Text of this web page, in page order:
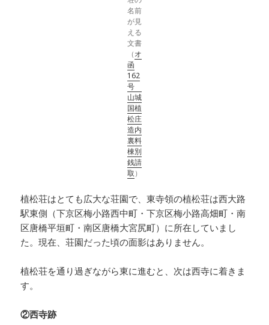
名前
が見
える
文書
（オ
函
162
号
山城
国植
松庄
造内
裏料
棟別
銭請
取）
植松荘はとても広大な荘園で、東寺領の植松荘は西大路
駅東側（下京区梅小路西中町・下京区梅小路高畑町・南
区唐橋平垣町・南区唐橋大宮尻町）に所在していまし
た。現在、荘園だった頃の面影はありません。
植松荘を通り過ぎながら東に進むと、次は西寺に着きま
す。
②西寺跡